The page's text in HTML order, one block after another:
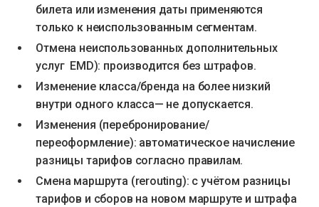
билета или изменения даты применяются
только к неиспользованным сегментам.
Отмена неиспользованных дополнительных
услуг EMD): производится без штрафов.
Изменение класса/бренда на более низкий
внутри одного класса— не допускается.
Изменения (перебронирование/
переоформление): автоматическое начисление
разницы тарифов согласно правилам.
Смена маршрута (rerouting): с учётом разницы
тарифов и сборов на новом маршруте и штрафа